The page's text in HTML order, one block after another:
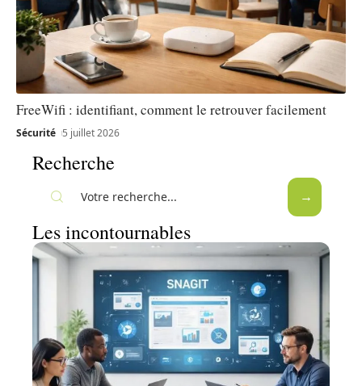
FreeWifi : identifiant, comment le retrouver facilement
Sécurité 5 juillet 2026
Recherche
Les incontournables